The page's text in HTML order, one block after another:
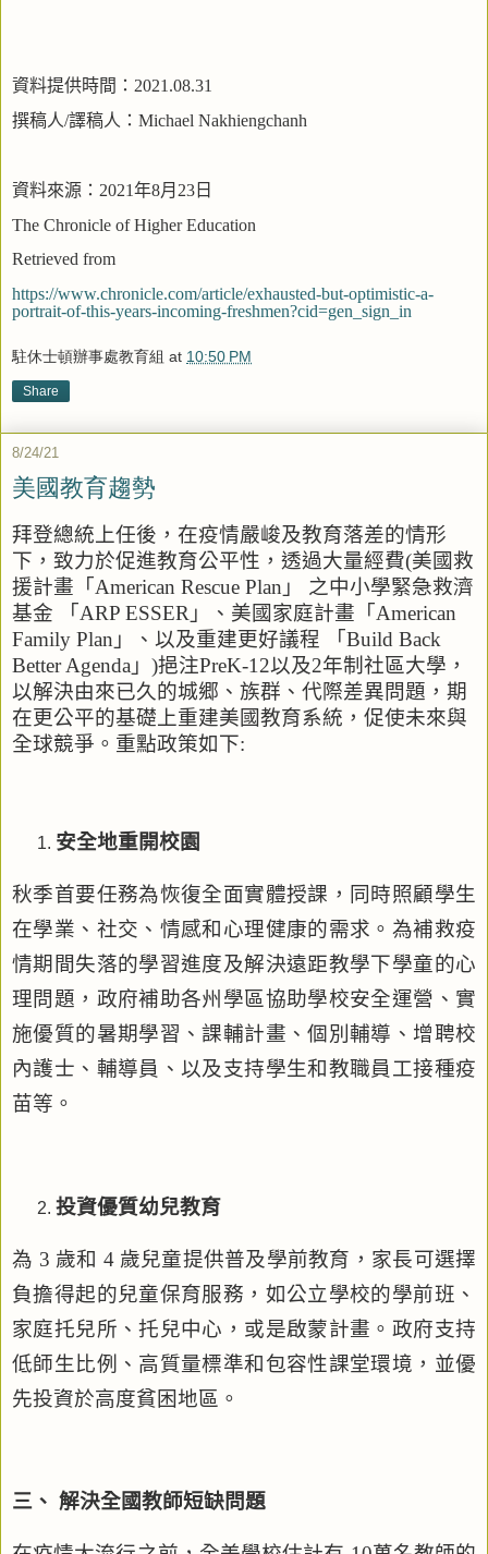
資料提供時間： 2021.08.31
撰稿人/譯稿人： Michael Nakhiengchanh
資料來源： 2021年8月 23 日
The Chronicle of Higher Education
Retrieved from
https://www.chronicle.com/article/exhausted-but-optimistic-a-
portrait-of-this-years-incoming-freshmen?cid=gen_sign_in
駐休士頓辦事處教育組 at 10:50 PM
Share
8/24/21
美國教育趨勢
拜登總統上任後，在疫情嚴峻及教育落差的情形
下，致力於促進教育公平性， 透過大量經費(美國救
援計畫「American Rescue Plan 」 之中小學緊急救濟
基金 「ARP ESSER 」、美國家庭計畫「American
Family Plan 」、以及重建更好議程 「Build Back
Better Agenda 」 )挹注PreK-12以及2年制社區大學，
以解決由來已久的城郷、族群、代際差異問題，期
在更公平的基礎上重建美國教育系統，促使未來與
全球競爭。重點政策如下:
安全地重開校園
秋季首要任務為恢復全面實體授課，同時照顧學生
在學業、社交、情感和心理健康的需求。 為補救疫
情期間失落的學習進度及解決遠距教學下學童的心
理問題，政府補助各州學區協助學校安全運營、實
施優質的暑期學習、課輔計畫、個別輔導、增聘校
內護士、輔導員、以及支持學生和教職員工接種疫
苗等。
投資優質幼兒教育
為 3 歲和 4 歲兒童提供普及學前教育，家長可選擇
負擔得起的兒童保育服務，如公立學校的學前班、
家庭托兒所、托兒中心，或是啟蒙計畫。政府支持
低師生比例、高質量標準和包容性課堂環境，並優
先投資於高度貧困地區。
三、 解決全國教師短缺問題